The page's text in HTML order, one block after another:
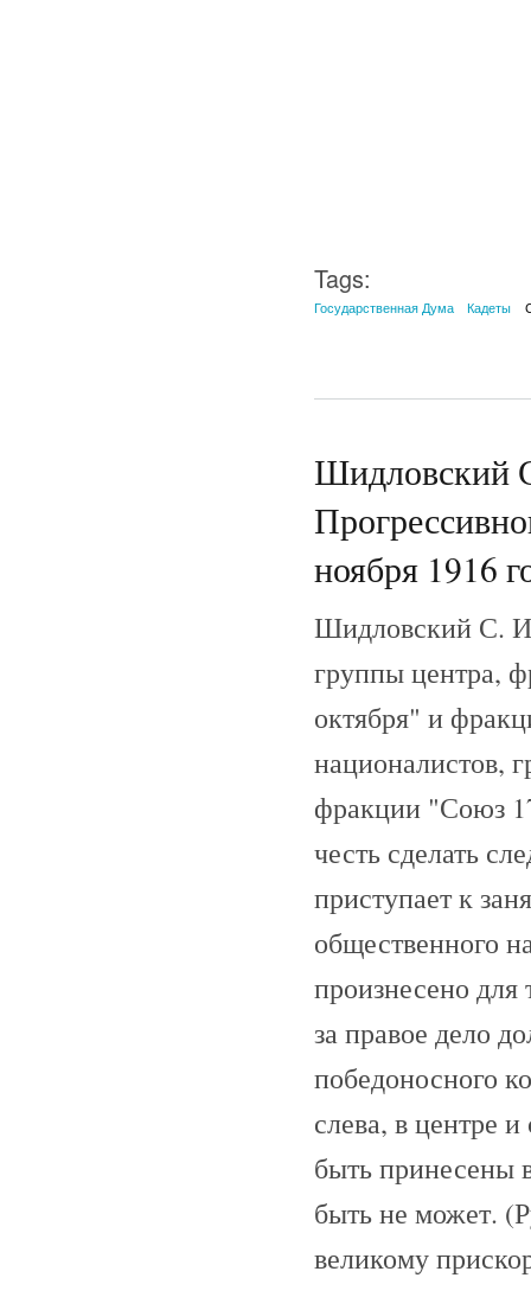
Tags:
Государственная Дума Кадеты
Шидловский
ноября 1916
Шидловский С.
группы центра,
октября" и
националистов,
фракции "Союз
честь сделать
приступает к
общественного
произнесено для
за правое дело
победоносного
слева, в центре
быть принесены
быть не может.
великому